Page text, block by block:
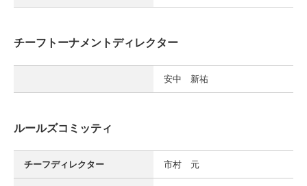
チーフトーナメントディレクター
安中 新祐
ルールズコミッティ
チーフディレクター 市村 元